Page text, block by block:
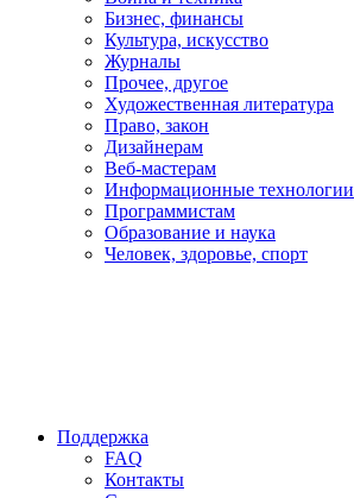
Бизнес, финансы
Культура, искусство
Журналы
Прочее, другое
Художественная литература
Право, закон
Дизайнерам
Веб-мастерам
Информационные технологии
Программистам
Образование и наука
Человек, здоровье, спорт
Поддержка
FAQ
Контакты